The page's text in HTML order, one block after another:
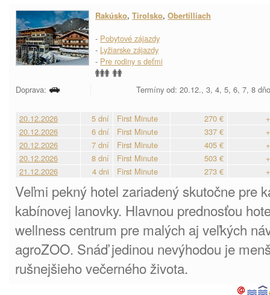
Rakúsko, Tirolsko, Obertilliach
- Pobytové zájazdy
- Lyžiarske zájazdy
- Pre rodiny s deťmi
Doprava: Termíny od: 20.12., 3, 4, 5, 6, 7, 8
20.12.2026 5 dní First Minute 270 €
20.12.2026
6 dní First Minute 337 €
20.12.2026
7 dní First Minute 405 €
20.12.2026
8 dní First Minute 503 €
21.12.2026
4 dni First Minute 273 €
Veľmi pekný hotel zariadený skutočne pre
kabínovej lanovky. Hlavnou prednosťou
wellness centrum pre malých aj veľkých
agroZOO. Snáď jedinou nevýhodou je
rušnejšieho večerného života.